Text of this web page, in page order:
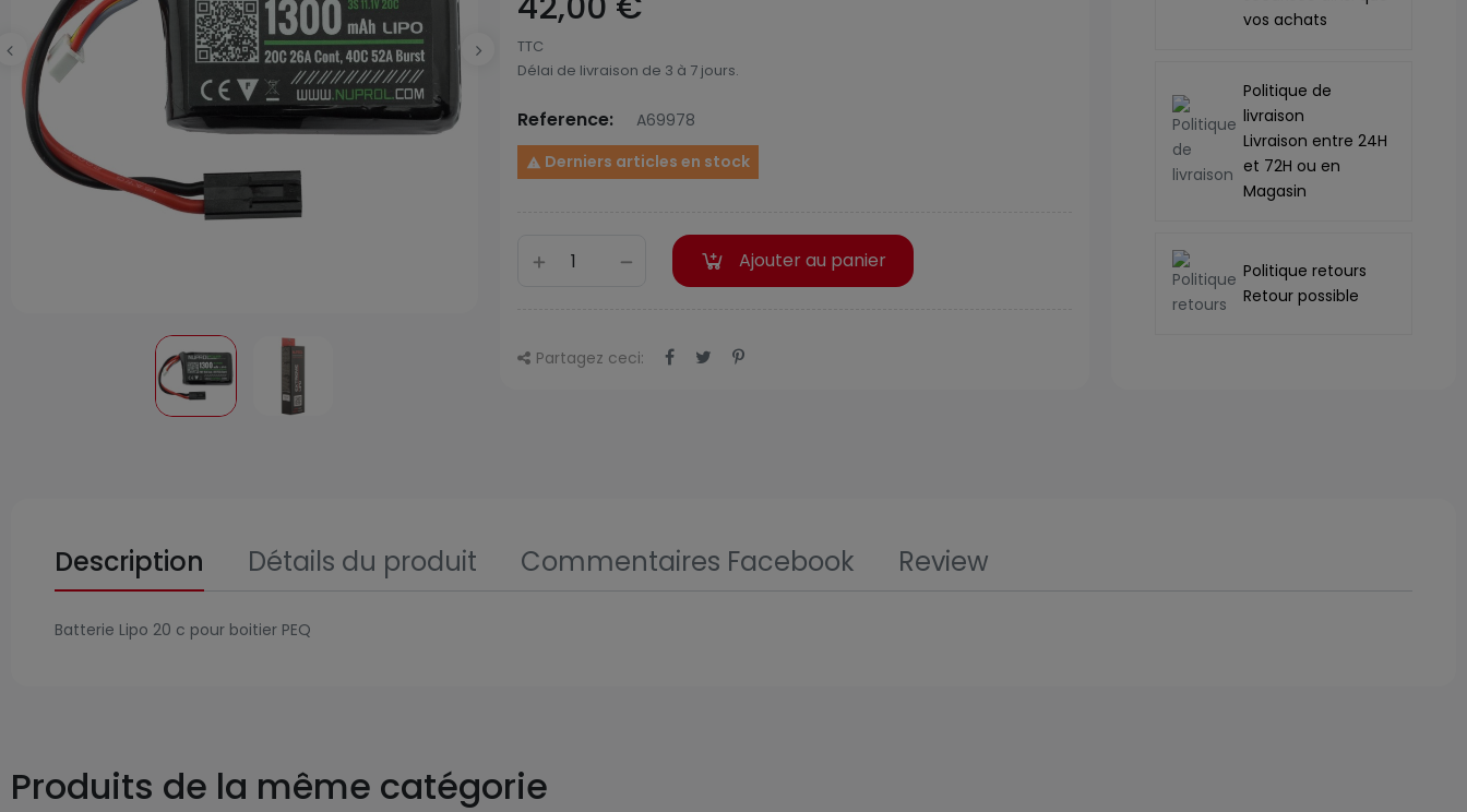
TTC
Délai de livraison de 3 à 7 jours.
Reference: A69978
 Derniers articles en stock
Ajouter au panier
Partagez ceci:
vos achats
Politique de
livraison
Livraison entre 24H
et 72H ou en
Magasin
Politique retours
Retour possible
Description Détails du produit Commentaires Facebook Review
Batterie Lipo 20 c pour boitier PEQ
Produits de la même catégorie